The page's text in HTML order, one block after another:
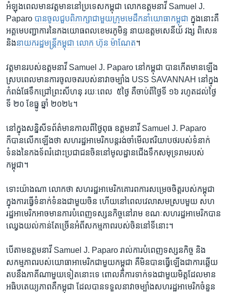
អំឡុងពេល​មានវត្តមាន​នៅប្រទេស​កម្ពុជា លោកឧត្តមនាវី Samuel J.
Paparo បានចូល​ជួប​ពិភាក្សា​ជាមួយក្រុមមេដឹកនាំយោធាកម្ពុជា ក្នុងនោះគឺ​
អគ្គមេបញ្ជាការ​នៃ​កង​យោធពល​ខេមរ​ភូមិន្ទ​ នាយ​ឧត្តម​សេនីយ៍ ​វង្ស​ ពិសេន​
និង​នាយករដ្ឋមន្ត្រីកម្ពុជា​ លោក ហ៊ុន ម៉ាណែត។
វត្តមាន​របស់​ឧត្តម​នាវី​ Samuel J. Paparo ​នៅ​កម្ពុជា ​បាន​កើតមានឡើង ​
ស្រប​ពេល​មាន​ការ​ចូលចត​របស់​នាវាចម្បាំង​ USS SAVANNAH​ នៅ​ក្នុង​
កំពង់​ផែ​ទឹក​ជ្រៅ​ព្រះសីហនុ​ រយៈ​ពេល ​ ៥ថ្ងៃ​ គឺ​ចាប់ពីថ្ងៃ​ទី​ ១៦ រហូត​ដល់​ថ្ងៃ​
ទី ២០ ​ខែធ្នូ​ ឆ្នាំ​ ២០២៤​។
នៅក្នុងសន្និសីទ​ព័ត៌មាន​កាលពីថ្ងៃ​ពុធ ឧត្តម​នាវី​ Samuel J. Paparo
ក៏បាន​លើក​ឡើងថា​ សហ​រដ្ឋ​អាមេរិក​បន្តរង់ចាំ​មើល​ឥរិយាបថ​របស់​ទំនាក់​
ទំនង​នៃ​កងទ័ព​រំដោះ​ប្រជាជន​ចិន​នៅ​មូលដ្ឋាន​ជើងទឹកសមុទ្រ​រាមរបស់​
កម្ពុជា។
ទោះ​យ៉ាង​ណា លោកថា​ សហរដ្ឋ​អាមេរិក​គោរព​ការ​សម្រេច​ចិត្ត​របស់​កម្ពុជា​
ក្នុងការ​ធ្វើ​ទំនាក់​ទំនង​ជាមួយ​ចិន​ ហើយ​នៅពេល​វេលា​សមស្របមួយ​ សហ
រដ្ឋ​អាមេរិក​អាច​មាន​ការ​បំពេញ​ទស្សនកិច្ច​នៅ​រាម ខណៈ​សហរដ្ឋ​អាមេរិកបាន​
ឈ្វេង​យល់​កាន់​តែ​ច្រើន​អំពី​សកម្មភាព​របស់​ចិន​នៅ​ទីនោះ។
បើ​តាម​ឧត្តម​នាវី​ Samuel J. Paparo រាល់​ការ​បំពេញ​ទស្សនកិច្ច​ និង​
សកម្មភាព​របស់​យោធា​អាមេរិក​ជាមួយកម្ពុជា គឺមិន​បាន​ធ្វើ​ឡើងជា​ការ​ឆ្លើយ
តបនឹង​ភាគីណាមួយ​ទៀត​នោះ​ទេ ពោល​គឺ​កា​រទាក់​ទង​ជាមួយ​មិត្ត​ដែលមាន​
អធិបតេយ្យភាព​គឺកម្ពុជា ដែល​បាន​ទទួល​នាវា​ចម្បាំង​សហ​រដ្ឋ​អាមេរិក​ចំនួន ​